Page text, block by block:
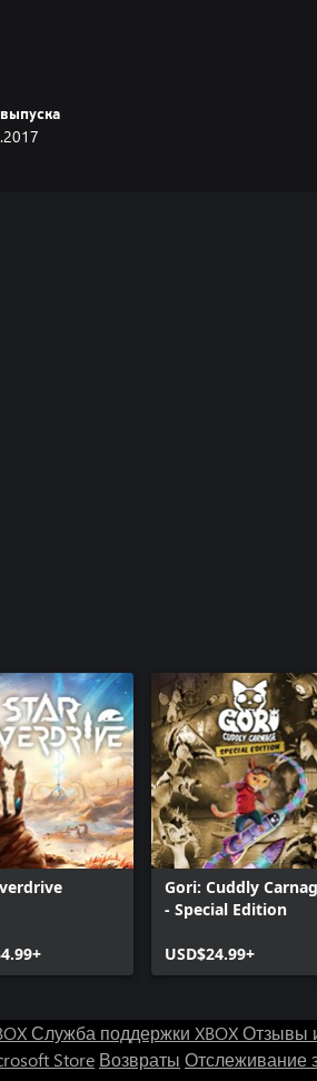
Gori: Cuddly
- Special Edition
USD$24.99+
Служба поддержки XBOXОтзывы
Store Возвраты Отслеживание